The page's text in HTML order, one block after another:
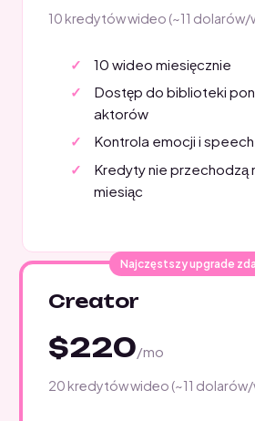
10 kredytów wideo (~11
10 wideo miesięcznie
Dostęp do biblioteki
aktorów
Kontrola emocji i
Kredyty nie przechodzą
miesiąc
Najczęstszy upgrade
Creator
$220/mo
20 kredytów wideo (~11